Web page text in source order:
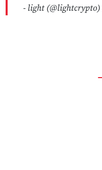
- light (@lightcrypto)